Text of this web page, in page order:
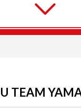
TEAM